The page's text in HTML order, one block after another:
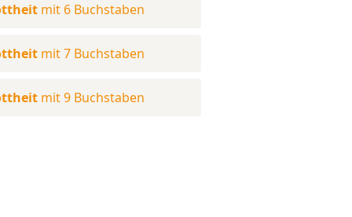
mit 6 Buchstaben
mit 7 Buchstaben
mit 9 Buchstaben